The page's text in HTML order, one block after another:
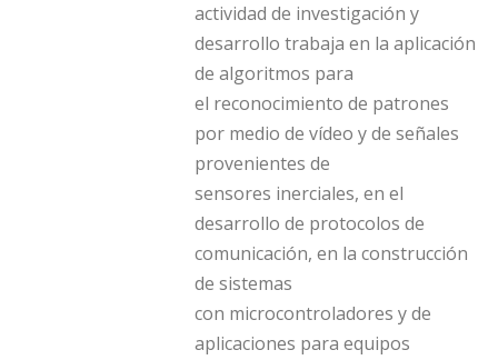
actividad de investigación y
desarrollo trabaja en la aplicación
de algoritmos para
el reconocimiento de patrones
por medio de ví­deo y de señales
provenientes de
sensores inerciales, en el
desarrollo de protocolos de
comunicación, en la construcción
de sistemas
con microcontroladores y de
aplicaciones para equipos